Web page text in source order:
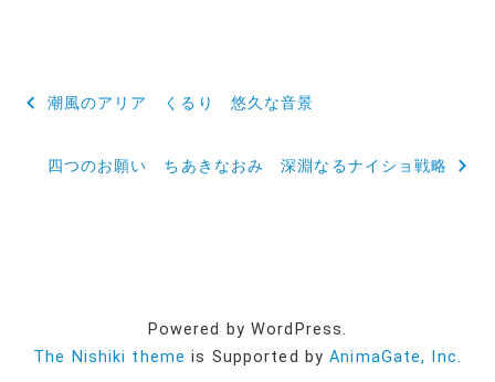
投
潮風のアリア くるり 悠久な音景
四つのお願い ちあきなおみ 深淵なるナイショ戦略
Powered by WordPress.
The Nishiki theme is Supported byAnimaGate, Inc.